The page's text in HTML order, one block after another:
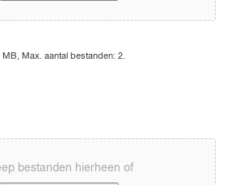
Max. aantal bestanden: 2.
bestanden hierheen of